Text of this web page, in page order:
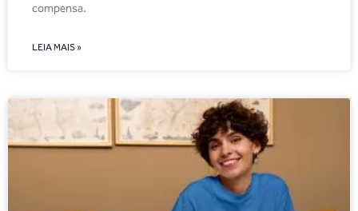
compensa.
LEIA MAIS »